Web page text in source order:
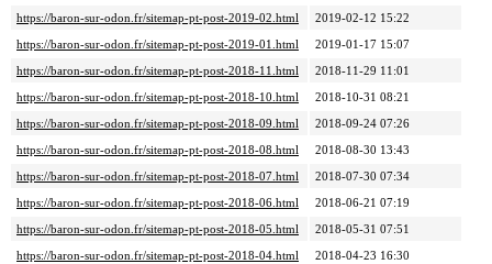
https://baron-sur-odon.fr/sitemap-pt-post-2019-02.html
2019-02-12 15:22
https://baron-sur-odon.fr/sitemap-pt-post-2019-01.html
2019-01-17 15:07
https://baron-sur-odon.fr/sitemap-pt-post-2018-11.html
2018-11-29 11:01
https://baron-sur-odon.fr/sitemap-pt-post-2018-10.html
2018-10-31 08:21
https://baron-sur-odon.fr/sitemap-pt-post-2018-09.html
2018-09-24 07:26
https://baron-sur-odon.fr/sitemap-pt-post-2018-08.html
2018-08-30 13:43
https://baron-sur-odon.fr/sitemap-pt-post-2018-07.html
2018-07-30 07:34
https://baron-sur-odon.fr/sitemap-pt-post-2018-06.html
2018-06-21 07:19
https://baron-sur-odon.fr/sitemap-pt-post-2018-05.html
2018-05-31 07:51
https://baron-sur-odon.fr/sitemap-pt-post-2018-04.html
2018-04-23 16:30